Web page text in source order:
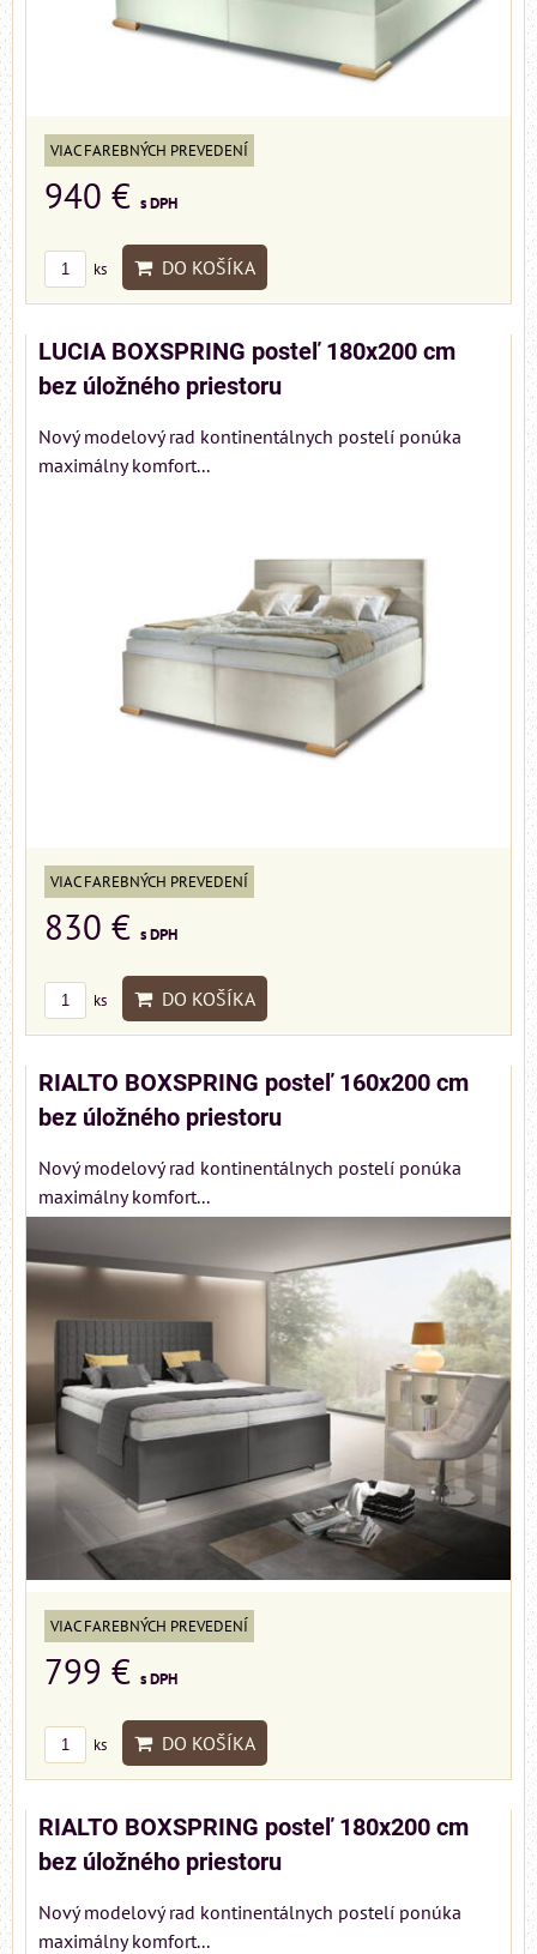
VIAC FAREBNÝCH PREVEDENÍ
940 € s DPH
ks DO KOŠÍKA
LUCIA BOXSPRING posteľ 180x200 cm
bez úložného priestoru
Nový modelový rad kontinentálnych postelí ponúka
maximálny komfort...
VIAC FAREBNÝCH PREVEDENÍ
830 € s DPH
ks DO KOŠÍKA
RIALTO BOXSPRING posteľ 160x200 cm
bez úložného priestoru
Nový modelový rad kontinentálnych postelí ponúka
maximálny komfort...
VIAC FAREBNÝCH PREVEDENÍ
799 € s DPH
ks DO KOŠÍKA
RIALTO BOXSPRING posteľ 180x200 cm
bez úložného priestoru
Nový modelový rad kontinentálnych postelí ponúka
maximálny komfort...